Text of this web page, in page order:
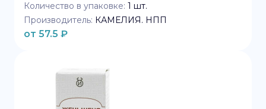
Количество в упаковке: 1 шт.
Производитель: КАМЕЛИЯ. НПП
от 57.5 ₽